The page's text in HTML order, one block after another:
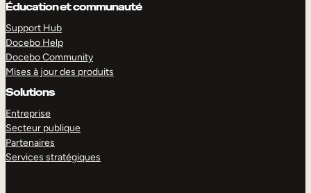
Éducation et communauté
Support Hub
Docebo Help
Docebo Community
Mises à jour des produits
Solutions
Entreprise
Secteur publique
Partenaires
Services stratégiques